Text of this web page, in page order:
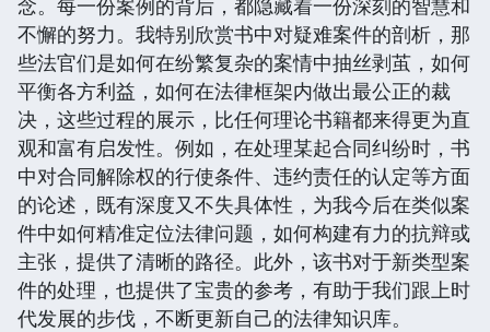
念。每一份案例的背后，都隐藏着一份深刻的智慧和
不懈的努力。我特别欣赏书中对疑难案件的剖析，那
些法官们是如何在纷繁复杂的案情中抽丝剥茧，如何
平衡各方利益，如何在法律框架内做出最公正的裁
决，这些过程的展示，比任何理论书籍都来得更为直
观和富有启发性。例如，在处理某起合同纠纷时，书
中对合同解除权的行使条件、违约责任的认定等方面
的论述，既有深度又不失具体性，为我今后在类似案
件中如何精准定位法律问题，如何构建有力的抗辩或
主张，提供了清晰的路径。此外，该书对于新类型案
件的处理，也提供了宝贵的参考，有助于我们跟上时
代发展的步伐，不断更新自己的法律知识库。